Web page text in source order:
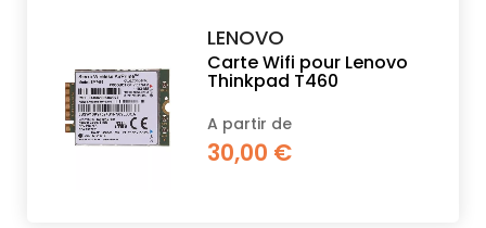
LENOVO
Carte Wifi pour Lenovo
Thinkpad T460
A partir de
30,00 €